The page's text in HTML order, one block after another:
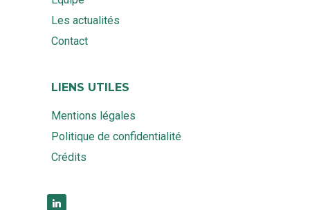
Les actualités
Contact
LIENS UTILES
Mentions légales
Politique de confidentialité
Crédits
linkedin